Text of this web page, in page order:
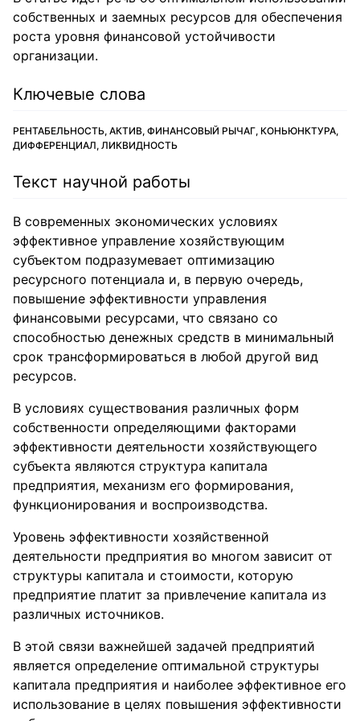
собственных и заемных ресурсов для обеспечения
роста уровня финансовой устойчивости
организации.
Ключевые слова
РЕНТАБЕЛЬНОСТЬ, АКТИВ, ФИНАНСОВЫЙ РЫЧАГ, КОНЬЮНКТУРА,
ДИФФЕРЕНЦИАЛ, ЛИКВИДНОСТЬ
Текст научной работы
В современных экономических условиях
эффективное управление хозяйствующим
субъектом подразумевает оптимизацию
ресурсного потенциала и, в первую очередь,
повышение эффективности управления
финансовыми ресурсами, что связано со
способностью денежных средств в минимальный
срок трансформироваться в любой другой вид
ресурсов.
В условиях существования различных форм
собственности определяющими факторами
эффективности деятельности хозяйствующего
субъекта являются структура капитала
предприятия, механизм его формирования,
функционирования и воспроизводства.
Уровень эффективности хозяйственной
деятельности предприятия во многом зависит от
структуры капитала и стоимости, которую
предприятие платит за привлечение капитала из
различных источников.
В этой связи важнейшей задачей предприятий
является определение оптимальной структуры
капитала предприятия и наиболее эффективное его
использование в целях повышения эффективности